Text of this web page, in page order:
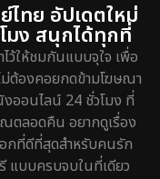
ทย อัปเดตใหม่
มง สนุกได้ทุกที่
ว้ให้ชมกันแบบจุใจ เพื่อ
ต้องคอยกดข้ามโฆษณา
งออนไลน์ 24 ชั่วโมง ที่
ตลอดคืน อยากดูเรื่อง
กที่ดีที่สุดสำหรับคนรัก
แบบครบจบในที่เดียว